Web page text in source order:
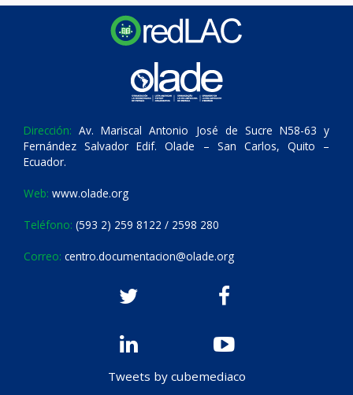
Dirección: Av. Mariscal Antonio José de Sucre N58-63 y
Fernández Salvador Edif. Olade – San Carlos, Quito –
Ecuador.
Web: www.olade.org
Teléfono: (593 2) 259 8122 / 2598 280
Correo: centro.documentacion@olade.org
Tweets by cubemediaco